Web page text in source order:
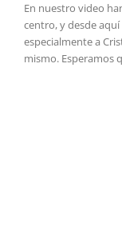
En nuestro video
centro, y desde
especialmente a
mismo. Esperamos